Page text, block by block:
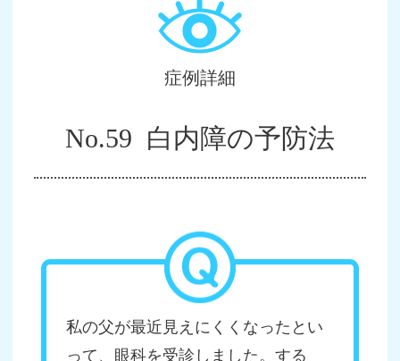
症例詳細
No.59 白内障の予防法
私の父が最近見えにくくなったとい
って、眼科を受診しました。する